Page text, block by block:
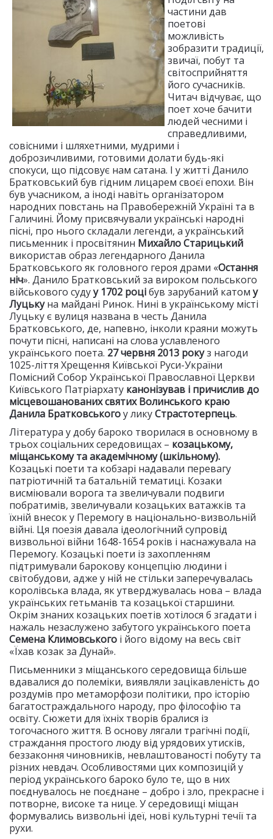
частини дав
поетові
можливість
зобразити традиції,
звичаї, побут та
світосприйняття
його сучасників.
Читач відчуває, що
поет хоче бачити
людей чесними і
справедливими,
совісними і шляхетними, мудрими і
доброзичливими, готовими долати будь-які
спокуси, що підсовує нам сатана. І у житті Данило
Братковський був гідним лицарем своєї епохи. Він
був учасником, а іноді навіть організатором
народних повстань на Правобережній Україні та в
Галичині. Йому присвячували українські народні
пісні, про нього складали легенди, а український
письменник і просвітянин Михайло Старицький
використав образ легендарного Данила
Братковського як головного героя драми «Остання
ніч». Данило Братковський за вироком польського
військового судуу 1702 роцібув зарубаний катому
Луцькуна майдані Ринок. Нині в українському місті
Луцьку є вулиця названа в честь Данила
Братковського, де, напевно, інколи краяни можуть
почути пісні, написані на слова уславленого
українського поета. 27 червня 2013 рокуз нагоди
1025-ліття Хрещення Київської Руси-України
Помісний Собор Української Православної Церкви
Київського Патріархату канонізував і причислив до
місцевошанованих святих Волинського краю
Данила Братковськогоу ликуСтрастотерпець.
Література у добу бароко творилася в основному в
трьох соціальних середовищах – козацькому,
міщанському та академічному (шкільному).
Козацькі поети та кобзарі надавали перевагу
патріотичній та батальній тематиці. Козаки
висміювали ворога та звеличували подвиги
побратимів, звеличували козацьких ватажків та
їхній внесок у Перемогу в національно-визвольній
війні. Ця поезія давала ідеологічний супровід
визвольної війни 1648-1654 років і наснажувала на
Перемогу. Козацькі поети із захопленням
підтримували барокову концепцію людини і
світобудови, адже у ній не стільки заперечувалась
королівська влада, як утверджувалась нова – влада
українських гетьманів та козацької старшини.
Окрім знаних козацьких поетів хотілося б згадати і
нажаль незаслужено забутого українського поета
Семена Климовського і його відому на весь світ
«Їхав козак за Дунай».
Письменники з міщанського середовища більше
вдавалися до полеміки, виявляли зацікавленість до
роздумів про метаморфози політики, про історію
багатостраждального народу, про філософію та
освіту. Сюжети для їхніх творів бралися із
тогочасного життя. В основу лягали трагічні події,
страждання простого люду від урядових утисків,
беззаконня чиновників, невлаштованості побуту та
різних невдач. Особливостями цих композицій у
період українського бароко було те, що в них
поєднувалось не поєднане – добро і зло, прекрасне і
потворне, високе та нице. У середовищі міщан
формувались визвольні ідеї, нові культурні течії та
рухи.